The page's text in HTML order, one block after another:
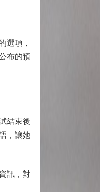
選項，
布的預
結束後
，讓她
訊，對